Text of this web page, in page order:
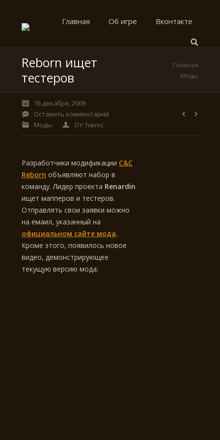
Главная Об игре Вконтакте
Reborn ищет
тестеров
Вы здесь:Главная
Моды
16 декабря, 2009
Оставить комментарий
Моды
От: havoc
Разработчики модификации C&C
Reborn объявляют набор в
команду. Лидер проекта Renardin
ищет мапперов и тестеров.
Отправлять свои заявки можно
на емаил, указанный на
официальном сайте мода.
Кроме этого, появилось новое
видео, демонстрирующее
текущую версию мода: